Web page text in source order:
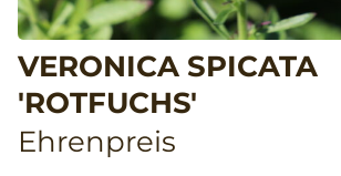
VERONICA SPICATA
'ROTFUCHS'
Ehrenpreis